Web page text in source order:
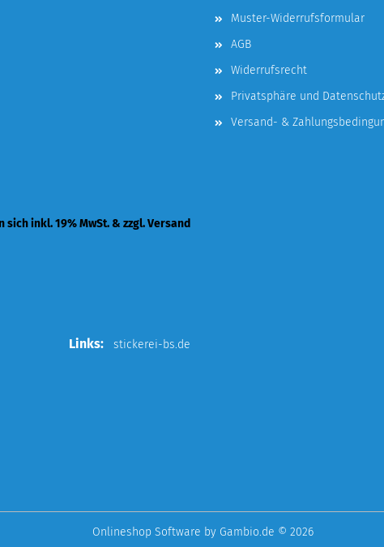
Muster-Widerrufsformular
AGB
Widerrufsrecht
Privatsphäre und
Versand- &
inkl. 19% MwSt. & zzgl. Versand
Links: stickerei-bs.de
Onlineshop Software by Gambio.de © 2026